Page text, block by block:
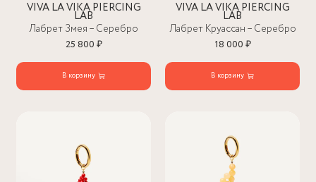
VIVA LA VIKA PIERCING
LAB
Лабрет Змея – Серебро
25 800 ₽
В корзину
VIVA LA VIKA PIERCING
LAB
Лабрет Круассан – Серебро
18 000 ₽
В корзину